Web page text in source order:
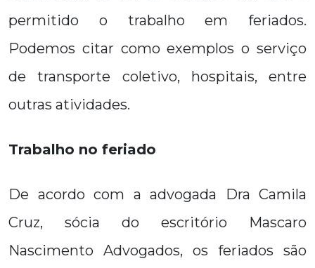
permitido o trabalho em feriados.
Podemos citar como exemplos o serviço
de transporte coletivo, hospitais, entre
outras atividades.
Trabalho no feriado
De acordo com a advogada Dra Camila
Cruz, sócia do escritório Mascaro
Nascimento Advogados, os feriados são